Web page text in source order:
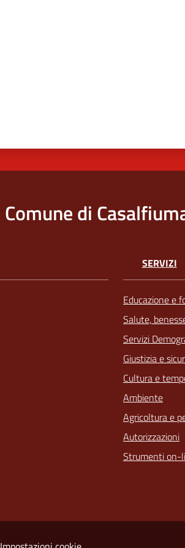
Comune di
SERVIZI
Educazione e
Salute,
Servizi
Giustizia e
Cultura e
Ambiente
Agricoltura e
Autorizzazioni
Strumenti on-